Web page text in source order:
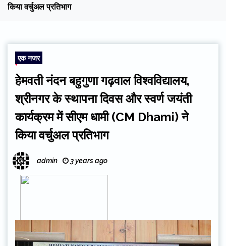
किया वर्चुअल प्रतिभाग
एक नजर
हेमवती नंदन बहुगुणा गढ़वाल विश्वविद्यालय,
श्रीनगर के स्थापना दिवस और स्वर्ण जयंती
कार्यक्रम में सीएम धामी (CM Dhami) ने
किया वर्चुअल प्रतिभाग
admin 3 years ago